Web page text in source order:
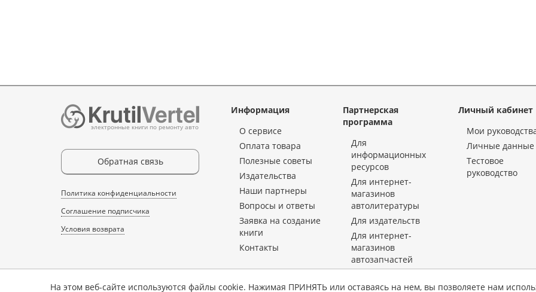
электронные книги по ремонту авто
Обратная связь
Политика конфиденциальности
Соглашение подписчика
Условия возврата
Информация
О сервисе
Оплата товара
Полезные советы
Издательства
Наши партнеры
Вопросы и ответы
Заявка на создание
книги
Контакты
Партнерская
программа
Для
информационных
ресурсов
Для интернет-
магазинов
автолитературы
Для издательств
Для интернет-
магазинов
автозапчастей
Личный кабинет
Мои
Личные данные
Тестовое
руководство
«KrutilVertel» © 2015-2026 Все права защищены.
На этом веб-сайте используются файлы cookie. Нажимая ПРИНЯТЬ или оставаясь на нем, вы позволяете нам